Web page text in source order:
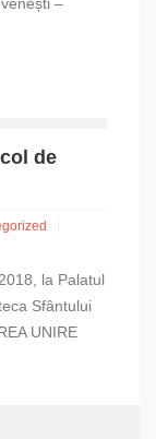
de
la Palatul
Sfântului
UNIRE